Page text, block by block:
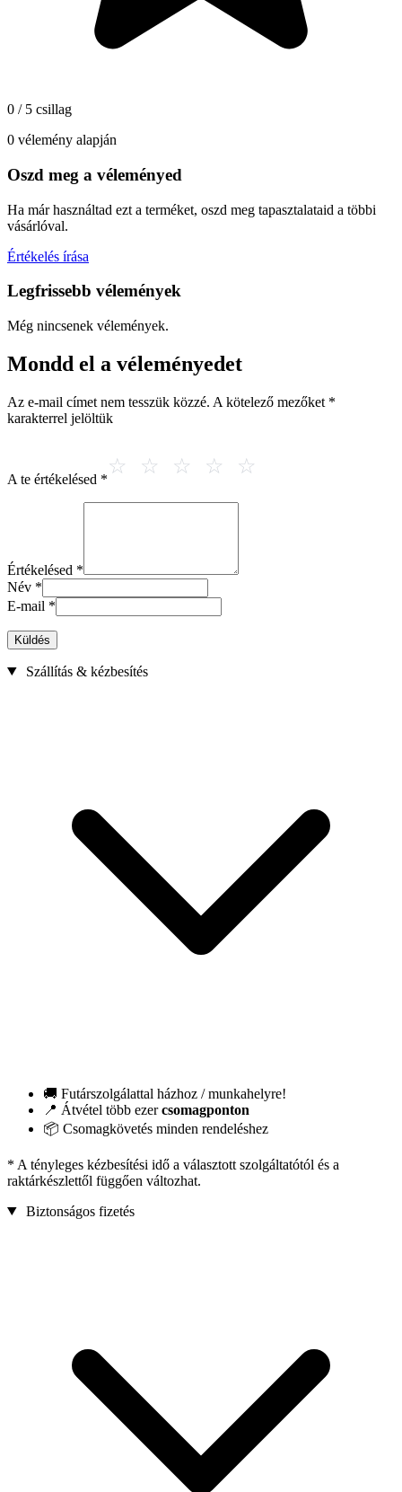
0 / 5 csillag
0 vélemény alapján
Oszd meg a véleményed
Ha már használtad ezt a terméket, oszd meg tapasztalataid a többi
vásárlóval.
Értékelés írása
Legfrissebb vélemények
Még nincsenek vélemények.
Mondd el a véleményedet
Az e-mail címet nem tesszük közzé. A kötelező mezőket *
karakterrel jelöltük
A te értékelésed *
Értékelésed *
Név *
E-mail *
Küldés
Szállítás & kézbesítés
🚚 Futárszolgálattal házhoz / munkahelyre!
📍 Átvétel több ezercsomagponton
📦 Csomagkövetés minden rendeléshez
* A tényleges kézbesítési idő a választott szolgáltatótól és a
raktárkészlettől függően változhat.
Biztonságos fizetés